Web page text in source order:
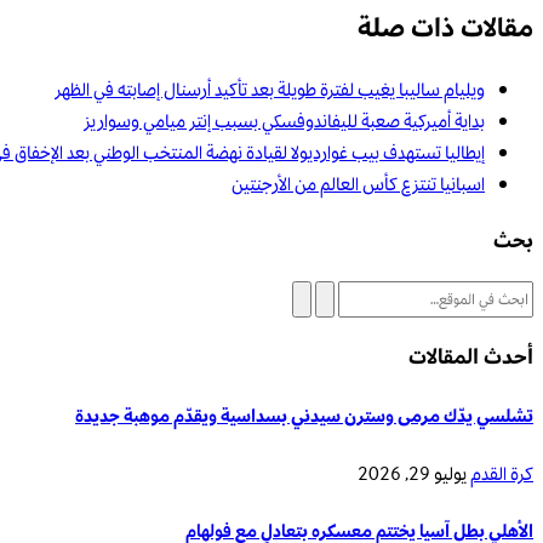
مقالات ذات صلة
ويليام ساليبا يغيب لفترة طويلة بعد تأكيد أرسنال إصابته في الظهر
بداية أميركية صعبة لليفاندوفسكي بسبب إنتر ميامي وسواريز
إيطاليا تستهدف بيب غوارديولا لقيادة نهضة المنتخب الوطني بعد
اسبانيا تنتزع كأس العالم من الأرجنتين
بحث
أحدث المقالات
تشلسي يدّك مرمى وسترن سيدني بسداسية ويقدّم موهبة جديدة
كرة القدميوليو 29, 2026
الأهلي بطل آسيا يختتم معسكره بتعادلٍ مع فولهام